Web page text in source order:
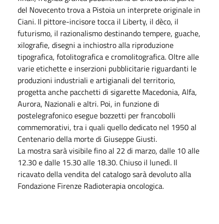
del Novecento trova a Pistoia un interprete originale in
Ciani. Il pittore-incisore tocca il Liberty, il dèco, il
futurismo, il razionalismo destinando tempere, guache,
xilografie, disegni a inchiostro alla riproduzione
tipografica, fotolitografica e cromolitografica. Oltre alle
varie etichette e inserzioni pubblicitarie riguardanti le
produzioni industriali e artigianali del territorio,
progetta anche pacchetti di sigarette Macedonia, Alfa,
Aurora, Nazionali e altri. Poi, in funzione di
postelegrafonico esegue bozzetti per francobolli
commemorativi, tra i quali quello dedicato nel 1950 al
Centenario della morte di Giuseppe Giusti.
La mostra sarà visibile fino al 22 di marzo, dalle 10 alle
12.30 e dalle 15.30 alle 18.30. Chiuso il lunedì. Il
ricavato della vendita del catalogo sarà devoluto alla
Fondazione Firenze Radioterapia oncologica.